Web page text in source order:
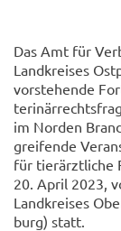
Das Amt für
Land­krei­ses
vor­ste­hen­de
im Nor­den
grei­fen­de
für tier­ärzt­li­che
20. April 2023,
Land­krei­ses
burg) statt.